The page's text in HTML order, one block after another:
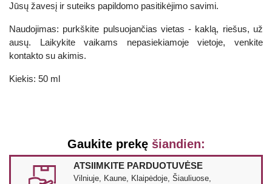
Jūsų žavesį ir suteiks papildomo pasitikėjimo savimi.
Naudojimas: purkškite pulsuojančias vietas - kaklą, riešus, už
ausų. Laikykite vaikams nepasiekiamoje vietoje, venkite
kontakto su akimis.
Kiekis: 50 ml
Gaukite prekę šiandien:
ATSIIMKITE PARDUOTUVĖSE
Vilniuje, Kaune, Klaipėdoje, Šiauliuose,